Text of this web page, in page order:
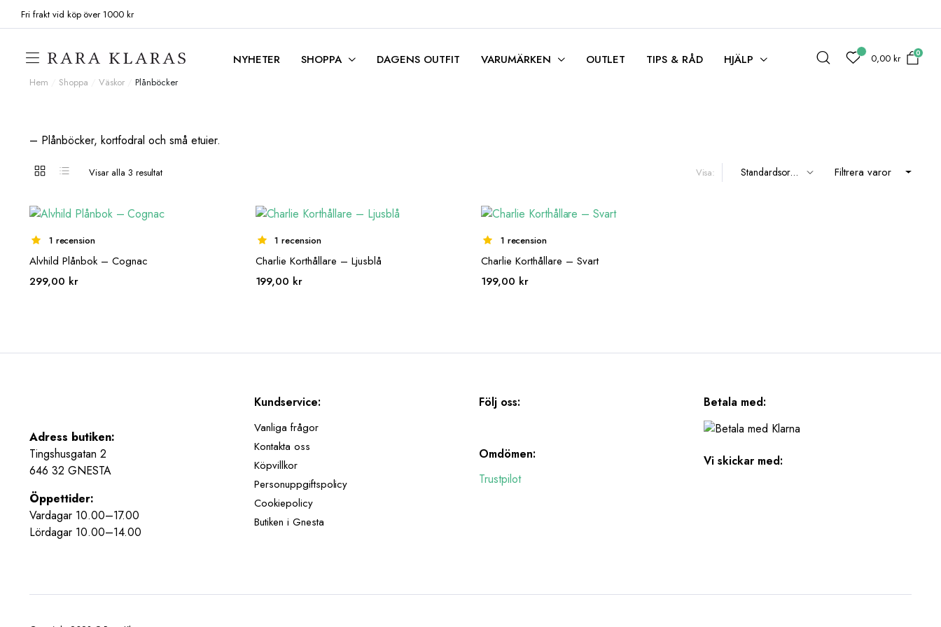
Fri frakt vid köp över 1000 kr
NYHETER SHOPPA DAGENS OUTFIT VARUMÄRKEN OUTLET TIPS & RÅD HJÄLP 0,00kr 0
Hem Shoppa Väskor /Plånböcker
– Plånböcker, kortfodral och små etuier.
Visar alla 3 resultat Visa: Filtrera varor
1 recension
Alvhild Plånbok – Cognac
299,00 kr
1 recension
Charlie Korthållare – Ljusblå
199,00 kr
1 recension
Charlie Korthållare – Svart
199,00 kr
Adress butiken:
Tingshusgatan 2
646 32 GNESTA
Öppettider:
Vardagar 10.00–17.00
Lördagar 10.00–14.00
Kundservice:
Vanliga frågor
Kontakta oss
Köpvillkor
Personuppgiftspolicy
Cookiepolicy
Butiken i Gnesta
Följ oss:
Omdömen:
Trustpilot
Betala med:
Vi skickar med: